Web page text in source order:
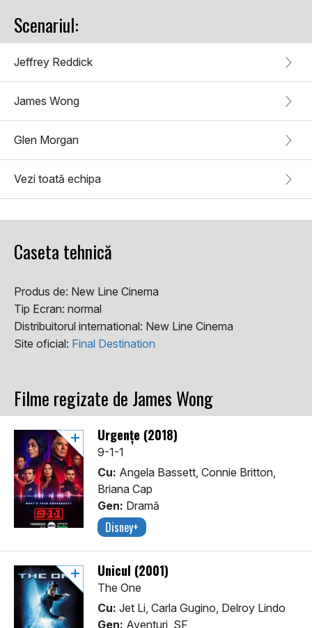
Scenariul:
Jeffrey Reddick
James Wong
Glen Morgan
Vezi toată echipa
Caseta tehnică
Produs de: New Line Cinema
Tip Ecran: normal
Distribuitorul international: New Line Cinema
Site oficial: Final Destination
Filme regizate de James Wong
Urgențe (2018)
9-1-1
Cu: Angela Bassett, Connie Britton,
Briana Cap
Gen: Dramă
Disney+
Unicul (2001)
The One
Cu: Jet Li, Carla Gugino, Delroy Lindo
Gen: Aventuri, SF